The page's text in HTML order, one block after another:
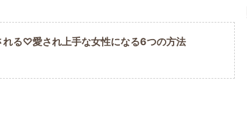
れる♡愛され上手な女性になる6つの方法